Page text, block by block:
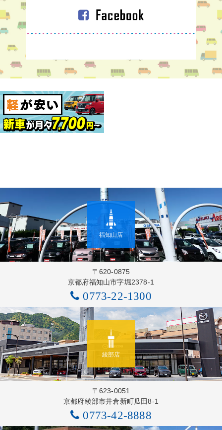
福知山店
〒620-0875
京都府福知山市字堀2378-1
0773-22-1300
綾部店
〒623-0051
京都府綾部市井倉新町瓜田8-1
0773-42-8888